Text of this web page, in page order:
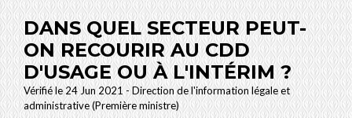
DANS QUEL SECTEUR PEUT-
ON RECOURIR AU CDD
D'USAGE OU À L'INTÉRIM ?
Vérifié le 24 Jun 2021 - Direction de l'information légale et
administrative (Première ministre)